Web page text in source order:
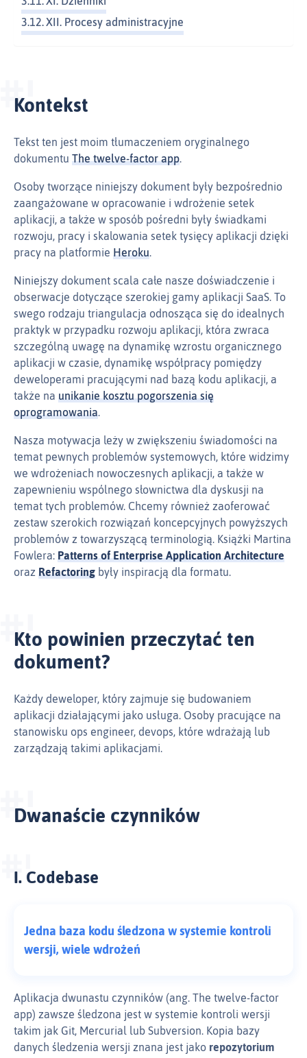
XII. Procesy administracyjne
Kontekst
Tekst ten jest moim tłumaczeniem oryginalnego
dokumentu The twelve-factor app
Osoby tworzące niniejszy dokument były bezpośrednio
zaangażowane w opracowanie i wdrożenie setek
aplikacji, a także w sposób pośredni były świadkami
rozwoju, pracy i skalowania setek tysięcy aplikacji dzięki
pracy na platformie Heroku
Niniejszy dokument scala całe nasze doświadczenie i
obserwacje dotyczące szerokiej gamy aplikacji SaaS. To
swego rodzaju triangulacja odnosząca się do idealnych
praktyk w przypadku rozwoju aplikacji, która zwraca
szczególną uwagę na dynamikę wzrostu organicznego
aplikacji w czasie, dynamikę współpracy pomiędzy
deweloperami pracującymi nad bazą kodu aplikacji, a
także na unikanie kosztu pogorszenia się
oprogramowania
Nasza motywacja leży w zwiększeniu świadomości na
temat pewnych problemów systemowych, które widzimy
we wdrożeniach nowoczesnych aplikacji, a także w
zapewnieniu wspólnego słownictwa dla dyskusji na
temat tych problemów. Chcemy również zaoferować
zestaw szerokich rozwiązań koncepcyjnych powyższych
problemów z towarzyszącą terminologią. Książki Martina
Fowlera: Patterns of Enterprise Application Architecture
oraz Refactoring były inspiracją dla formatu.
Kto powinien przeczytać ten
dokument?
Każdy deweloper, który zajmuje się budowaniem
aplikacji działającymi jako usługa. Osoby pracujące na
stanowisku ops engineer, devops, które wdrażają lub
zarządzają takimi aplikacjami.
Dwanaście czynników
I. Codebase
Jedna baza kodu śledzona w systemie kontroli
wersji, wiele wdrożeń
Aplikacja dwunastu czynników (ang. The twelve-factor
app) zawsze śledzona jest w systemie kontroli wersji
takim jak Git, Mercurial lub Subversion. Kopia bazy
danych śledzenia wersji znana jest jako repozytorium